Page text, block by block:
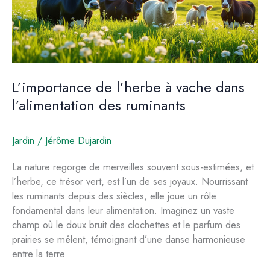
L’importance de l’herbe à vache dans
l’alimentation des ruminants
Jardin / Jérôme Dujardin
La nature regorge de merveilles souvent sous-estimées, et
l’herbe, ce trésor vert, est l’un de ses joyaux. Nourrissant
les ruminants depuis des siècles, elle joue un rôle
fondamental dans leur alimentation. Imaginez un vaste
champ où le doux bruit des clochettes et le parfum des
prairies se mêlent, témoignant d’une danse harmonieuse
entre la terre